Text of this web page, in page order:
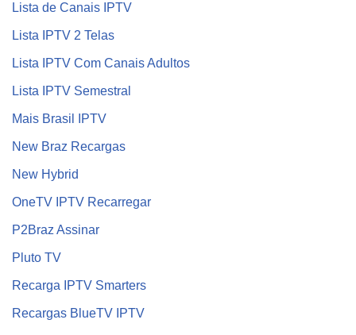
Lista de Canais IPTV
Lista IPTV 2 Telas
Lista IPTV Com Canais Adultos
Lista IPTV Semestral
Mais Brasil IPTV
New Braz Recargas
New Hybrid
OneTV IPTV Recarregar
P2Braz Assinar
Pluto TV
Recarga IPTV Smarters
Recargas BlueTV IPTV